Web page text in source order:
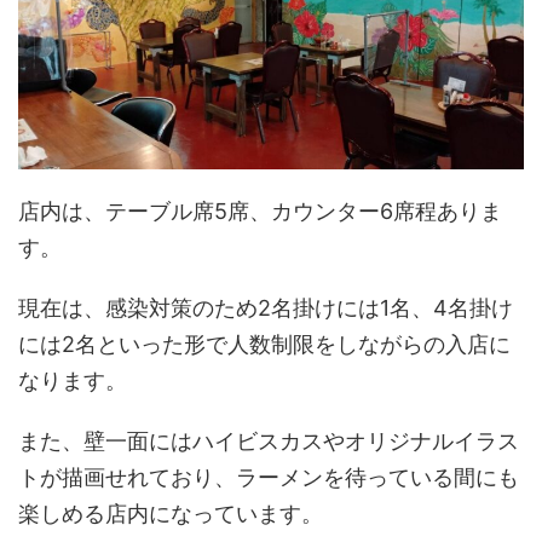
店内は、テーブル席5席、カウンター6席程ありま
す。
現在は、感染対策のため2名掛けには1名、4名掛け
には2名といった形で人数制限をしながらの入店に
なります。
また、壁一面にはハイビスカスやオリジナルイラス
トが描画せれており、ラーメンを待っている間にも
楽しめる店内になっています。